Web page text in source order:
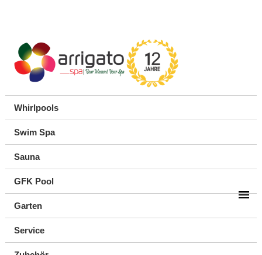
Whirlpools
Swim Spa
Sauna
GFK Pool
Garten
Service